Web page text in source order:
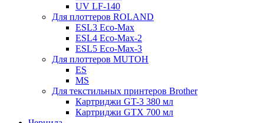
UV LF-140
Для плоттеров ROLAND
ESL3 Eco-Max
ESL4 Eco-Max-2
ESL5 Eco-Max-3
Для плоттеров MUTOH
ES
MS
Для текстильных принтеров Brother
Картриджи GT-3 380 мл
Картриджи GTX 700 мл